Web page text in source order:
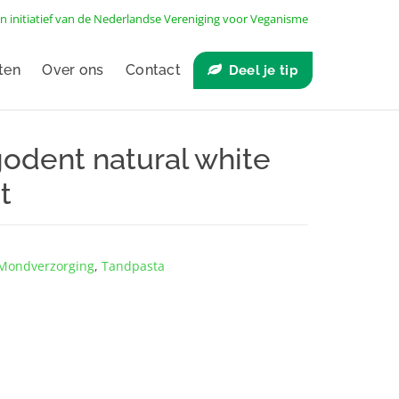
initiatief van de Nederlandse Vereniging voor Veganisme
Over ons Contact Deel je tip
natural white
,Tandpasta